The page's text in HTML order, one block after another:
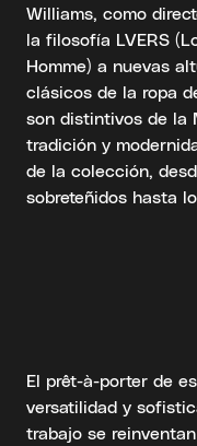
Williams, como
la filosofía LVERS
Homme) a nuevas
clásicos de la ropa
son distintivos de la
tradición y
de la colección,
sobreteñidos hasta
El prêt-à-porter de
versatilidad y
trabajo se